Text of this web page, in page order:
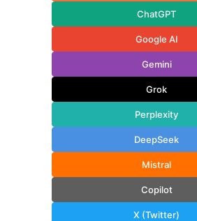
ChatGPT
Google AI
Gemini
Grok
Perplexity
DeepSeek
Mistral
Copilot
X (Twitter)